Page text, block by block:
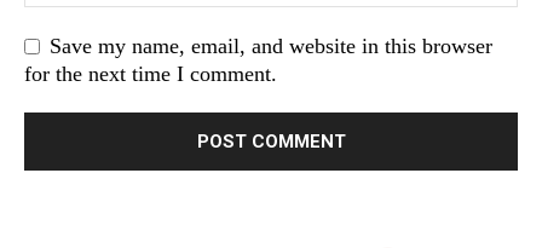
Save my name, email, and website in this browser
for the next time I comment.